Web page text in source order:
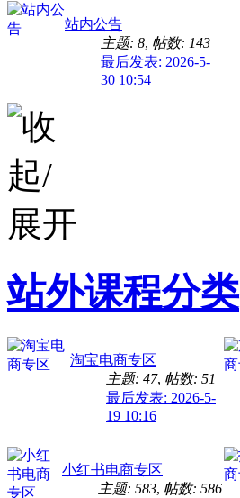
站内公告
主题: 8, 帖数: 143
最后发表: 2026-5-
30 10:54
站外课程分类
淘宝电商专区
主题: 47, 帖数: 51
最后发表: 2026-5-
19 10:16
小红书电商专区
主题: 583, 帖数: 586